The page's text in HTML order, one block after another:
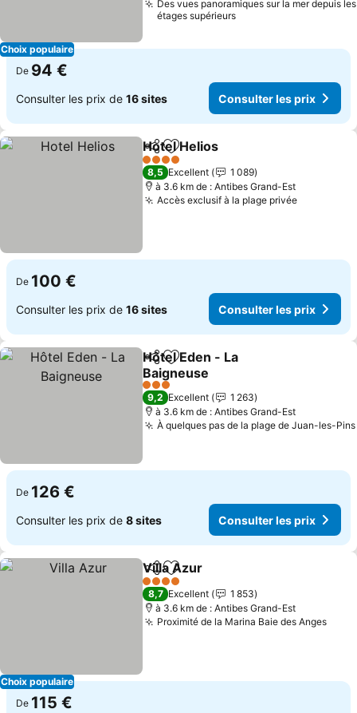
Choix populaire
Des vues panoramiques sur la mer depuis les
étages supérieurs
De 94 €
Consulter les prix de 16 sites Consulter les prix
PartagerAjouter à mes favoris
Hotel Helios
4 Étoiles
8,5 Excellent
1 089
à 3.6 km de : Antibes Grand-Est
Accès exclusif à la plage privée
De 100 €
Consulter les prix de 16 sites Consulter les prix
PartagerAjouter à mes favoris
Hôtel Eden - La
Baigneuse
Consulter les prix
3 Étoiles
9,2 Excellent
1 263
à 3.6 km de : Antibes Grand-Est
À quelques pas de la plage de Juan-les-Pins
De 126 €
Consulter les prix de 8 sites Consulter les prix
Choix populaire
PartagerAjouter à mes favoris
Villa Azur
4 Étoiles
8,7 Excellent
1 853
à 3.6 km de : Antibes Grand-Est
Proximité de la Marina Baie des Anges
De 115 €